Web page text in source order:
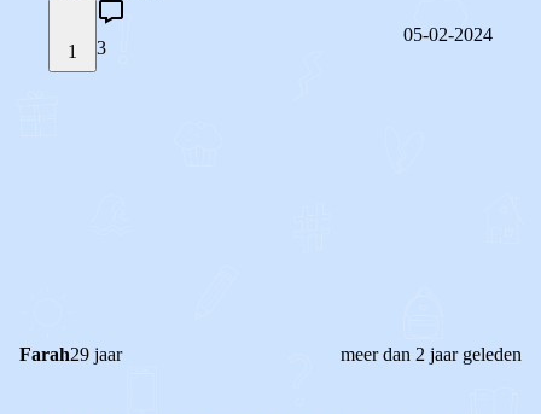
1 3
05-02-2024
Farah29 jaar meer dan 2 jaar geleden